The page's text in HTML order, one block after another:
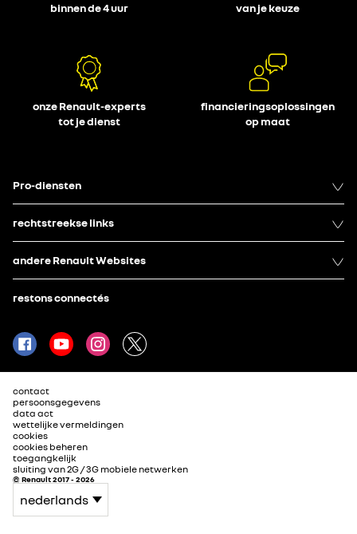
binnen de 4 uur
van je keuze
onze Renault-experts
tot je dienst
financieringsoplossingen
op maat
Pro-diensten
rechtstreekse links
andere Renault Websites
restons connectés
contact
persoonsgegevens
data act
wettelijke vermeldingen
cookies
cookies beheren
toegangkelijk
sluiting van 2G / 3G mobiele netwerken
© Renault 2017 - 2026